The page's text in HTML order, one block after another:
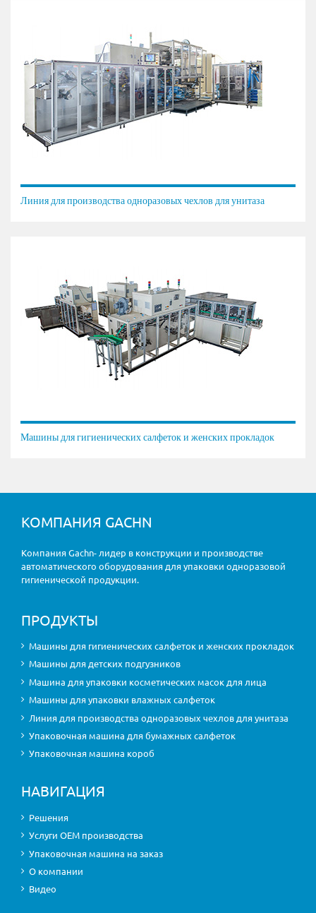
Линия для производства одноразовых чехлов для унитаза
Машины для гигиенических салфеток и женских прокладок
КОМПАНИЯ GACHN
Компания Gachn- лидер в конструкции и производстве
автоматического оборудования для упаковки одноразовой
гигиенической продукции.
ПРОДУКТЫ
Машины для гигиенических салфеток и женских прокладок
Машины для детских подгузников
Машина для упаковки косметических масок для лица
Машины для упаковки влажных салфеток
Линия для производства одноразовых чехлов для унитаза
Упаковочная машина для бумажных салфеток
Упаковочная машина короб
НАВИГАЦИЯ
Решения
Услуги OEM производства
Упаковочная машина на заказ
О компании
Видео